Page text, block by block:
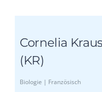
Cornelia
(KR)
Biologie | Französisch